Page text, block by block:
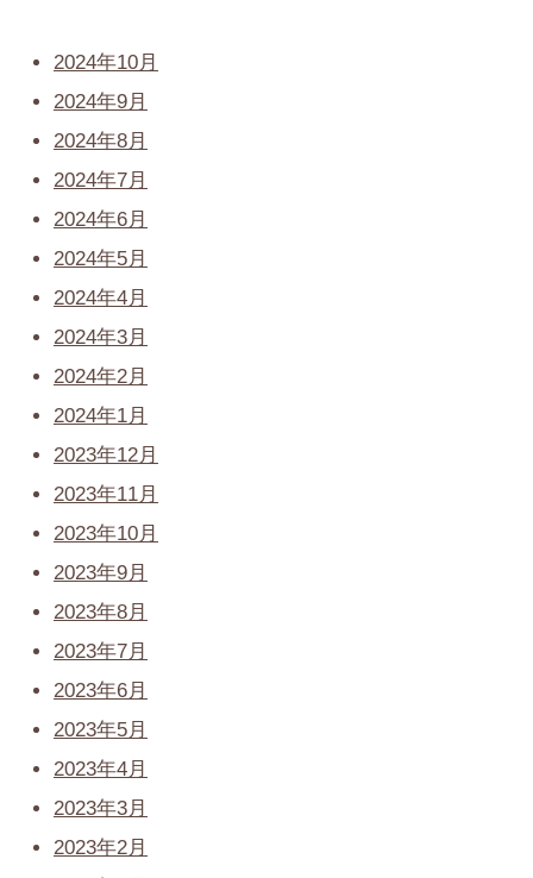
2024年10月
2024年9月
2024年8月
2024年7月
2024年6月
2024年5月
2024年4月
2024年3月
2024年2月
2024年1月
2023年12月
2023年11月
2023年10月
2023年9月
2023年8月
2023年7月
2023年6月
2023年5月
2023年4月
2023年3月
2023年2月